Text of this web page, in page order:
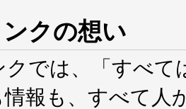
クの想い
クでは、「すべ
報も、すべて人